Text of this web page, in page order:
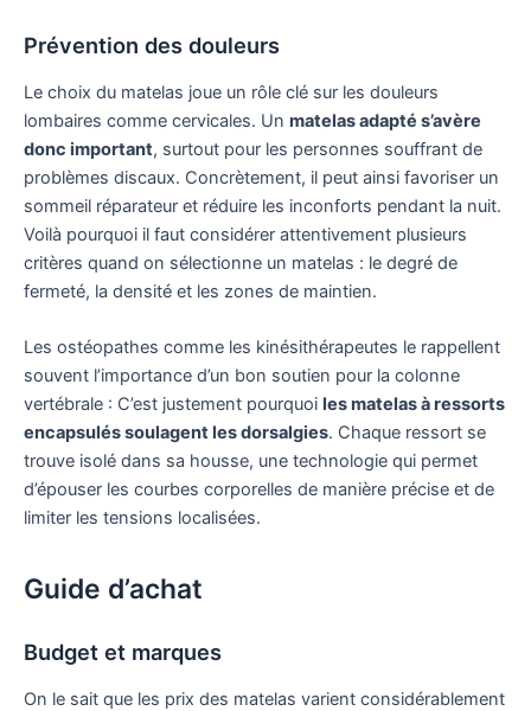
Prévention des douleurs
Le choix du matelas joue un rôle clé sur les douleurs
lombaires comme cervicales. Un matelas adapté s’avère
donc important, surtout pour les personnes souffrant de
problèmes discaux. Concrètement, il peut ainsi favoriser un
sommeil réparateur et réduire les inconforts pendant la nuit.
Voilà pourquoi il faut considérer attentivement plusieurs
critères quand on sélectionne un matelas : le degré de
fermeté, la densité et les zones de maintien.
Les ostéopathes comme les kinésithérapeutes le rappellent
souvent l’importance d’un bon soutien pour la colonne
vertébrale : C’est justement pourquoi les matelas à ressorts
encapsulés soulagent les dorsalgies. Chaque ressort se
trouve isolé dans sa housse, une technologie qui permet
d’épouser les courbes corporelles de manière précise et de
limiter les tensions localisées.
Guide d’achat
Budget et marques
On le sait que les prix des matelas varient considérablement